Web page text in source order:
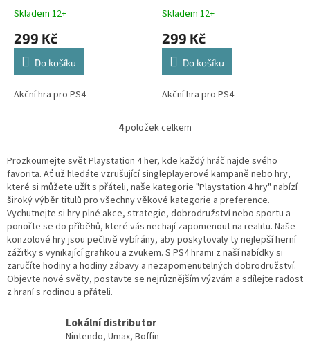
Skladem 12+
299 Kč
Do košíku
Akční hra pro PS4
Skladem 12+
299 Kč
Do košíku
Akční hra pro PS4
O
l
á
d
a
c
í
p
r
v
k
ý
p
i
4položek celkem
Prozkoumejte svět Playstation 4 her, kde každý hráč najde svého
favorita. Ať už hledáte vzrušující singleplayerové kampaně nebo hry,
které si můžete užít s přáteli, naše kategorie "Playstation 4 hry" nabízí
široký výběr titulů pro všechny věkové kategorie a preference.
Vychutnejte si hry plné akce, strategie, dobrodružství nebo sportu a
ponořte se do příběhů, které vás nechají zapomenout na realitu. Naše
konzolové hry jsou pečlivě vybírány, aby poskytovaly ty nejlepší herní
zážitky s vynikající grafikou a zvukem. S PS4 hrami z naší nabídky si
zaručíte hodiny a hodiny zábavy a nezapomenutelných dobrodružství.
Objevte nové světy, postavte se nejrůznějším výzvám a sdílejte radost
z hraní s rodinou a přáteli.
Lokální distributor
Nintendo, Umax, Boffin